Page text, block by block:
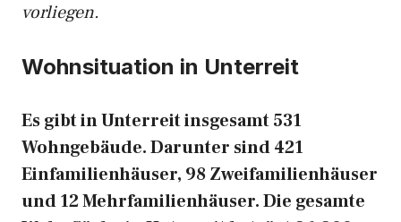
vorliegen.
Wohnsituation in Unterreit
Es gibt in Unterreit insgesamt 531
Wohngebäude. Darunter sind 421
Einfamilienhäuser, 98 Zweifamilienhäuser
und 12 Mehrfamilienhäuser. Die gesamte